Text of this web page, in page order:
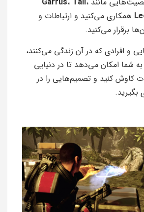
همکاری می‌کنید و ارتباطات و
برقرار می‌کنید.
و افرادی که در آن زندگی می‌کنند،
به شما امکان می‌دهد تا در دنیایی
کاوش کنید و تصمیم‌هایی را در
بگیرید.